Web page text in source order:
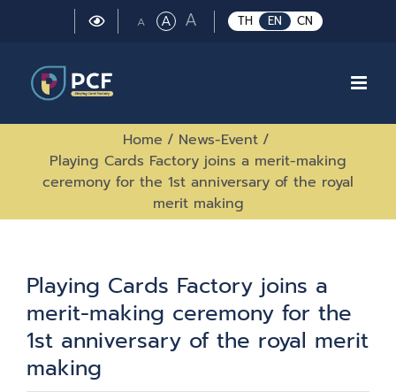
TH EN CN
A Small
ARegular
ALarge
font
Home / News-Event /
Playing Cards Factory joins a merit-making
ceremony for the 1st anniversary of the royal
merit making
Playing Cards Factory joins a
merit-making ceremony for the
1st anniversary of the royal merit
making